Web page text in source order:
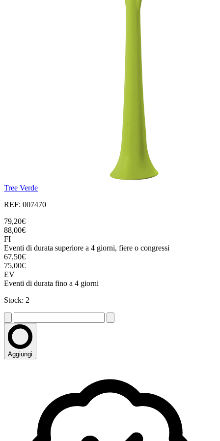
Tree Verde
REF: 007470
79,20€
88,00€
FI
Eventi di durata superiore a 4 giorni, fiere o congressi
67,50€
75,00€
EV
Eventi di durata fino a 4 giorni
Stock: 2
Aggiungi